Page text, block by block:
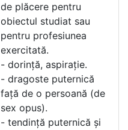
de plăcere pentru
obiectul studiat sau
pentru profesiunea
exercitată.
- dorință, aspirație.
- dragoste puternică
față de o persoană (de
sex opus).
- tendință puternică și